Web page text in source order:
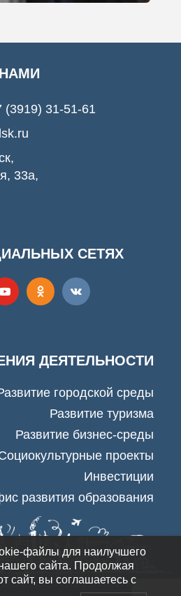
(3919) 31-51-61
33а,
СЕТЯХ
ДЕЯТЕЛЬНОСТИ
городской среды
Развитие туризма
Развитие бизнес-среды
проекты
Инвестиции
развития образования
файлы для наилучшего
сайта. Продолжая
сайт, вы соглашаетесь с